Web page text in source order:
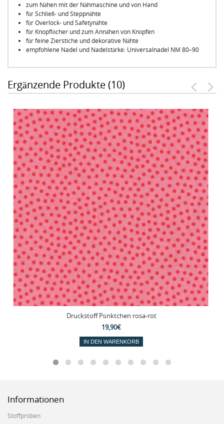
zum Nähen mit der Nähmaschine und von Hand
für Schließ- und Steppnähte
für Overlock- und Safetynähte
für Knopflöcher und zum Annähen von Knöpfen
für feine Zierstiche und dekorative Nähte
empfohlene Nadel und Nadelstärke: Universalnadel NM 80–90
Ergänzende Produkte (10)
Druckstoff Pünktchen rosa-rot
19,90€
IN DEN WARENKORB
Informationen
Stoffproben